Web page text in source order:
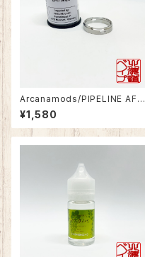
Arcanamods/PIPELINE AFC
Ring for Arcana22 RTA
¥1,580